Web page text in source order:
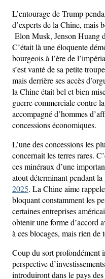
L’entourage de Trump
d’experts de la Chine, mais
Elon Musk, Jenson Huang
C’était là une éloquente
bourgeois à l’ère de
s’est vanté de sa petite
mais derrière ses accès
la Chine était bel et bien
guerre commerciale contre
accompagné d’hommes
concessions économiques.
L’une des concessions les
concernait les terres rares.
ces minéraux d’une
atout déterminant pendant la
2025. La Chine aime
bloquant constamment les
certaines entreprises
obtenir une forme d’accord
à ces blocages, mais rien de
Coup du sort profondément
perspective
introduiront dans le pays